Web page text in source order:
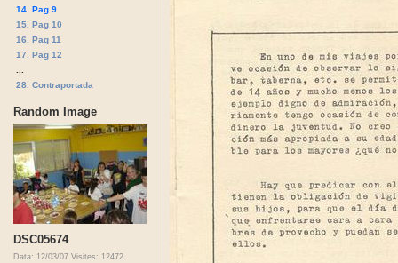
14. Pag 9
15. Pag 10
16. Pag 11
17. Pag 12
28. Contraportada
Random Image
DSC05674
Data: 12/03/07 Visites: 12472